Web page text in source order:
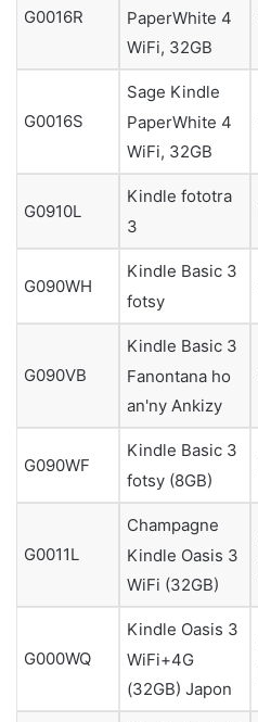
G0016R
PaperWhite 4
WiFi, 32GB
G0016S
Sage Kindle
PaperWhite 4
WiFi, 32GB
G0910L
Kindle fototra
3
G090WH
Kindle Basic 3
fotsy
G090VB
Kindle Basic 3
Fanontana ho
an'ny Ankizy
G090WF
Kindle Basic 3
fotsy (8GB)
G0011L
Champagne
Kindle Oasis 3
WiFi (32GB)
G000WQ
Kindle Oasis 3
WiFi+4G
(32GB) Japon